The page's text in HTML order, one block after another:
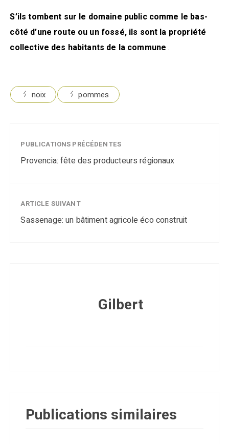
S’ils tombent sur le domaine public comme le bas-
côté d’une route ou un fossé, ils sont la propriété
collective des habitants de la commune.
noix pommes
PUBLICATIONS PRÉCÉDENTES
Provencia: fête des producteurs régionaux
ARTICLE SUIVANT
Sassenage: un bâtiment agricole éco construit
Gilbert
Publications similaires